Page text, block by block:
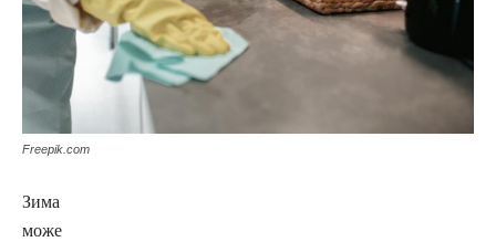
Freepik.com
Зима
може